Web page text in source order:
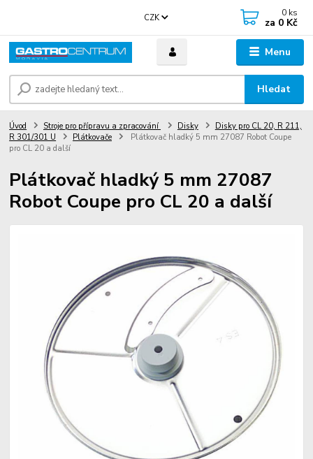
Menu
CZK
Hledat
0 ks
za 0 Kč
Úvod Stroje pro přípravu a zpracování Disky
Disky pro CL 20, R 211,
R 301/301 U
Plátkovače
Plátkovač hladký 5 mm 27087 Robot Coupe
pro CL 20 a další
Plátkovač hladký 5 mm 27087
Robot Coupe pro CL 20 a další